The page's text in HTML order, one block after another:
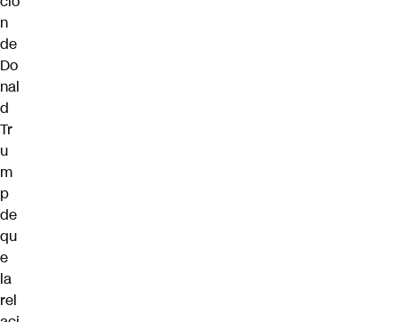
n
de
Do
nal
d
Tr
u
m
p
de
qu
e
la
rel